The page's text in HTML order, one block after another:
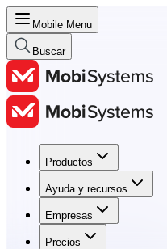
Mobile Menu
Buscar
Productos
Ayuda y recursos
Empresas
Precios
Productos
Ayuda y recursos
Empresas
Precios